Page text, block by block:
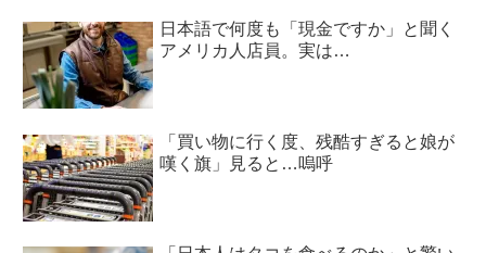
日本語で何度も「現金ですか」と聞く
アメリカ人店員。実は…
「買い物に行く度、残酷すぎると娘が
嘆く旗」見ると…嗚呼